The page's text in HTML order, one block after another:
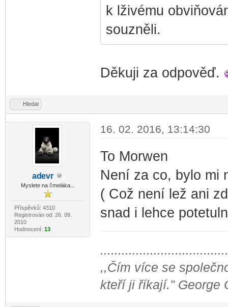
k lživému
souzněli.
Děkuji za odpověď.
Hledat
adevr
Myslete na čmeláka...
Příspěvků: 4310
Registrován od: 26. 09.
2010
Hodnocení: 13
16. 02. 2016, 13:14:30
To Morwen
Není za co, bylo mi
( Což není lež ani
snad i lehce
,,Čím více se
kteří ji říkají." George